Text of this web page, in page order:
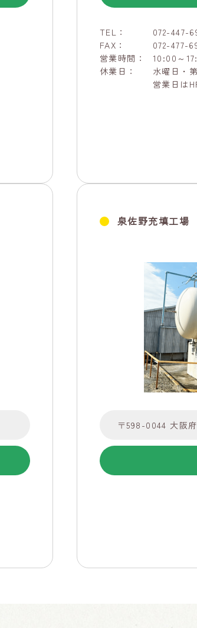
TEL：
072-447-
FAX：
072-477-
営業時間：
10:00～
休業日：
水曜日・
営業日は
泉佐野充填工場
〒598-0044 大阪